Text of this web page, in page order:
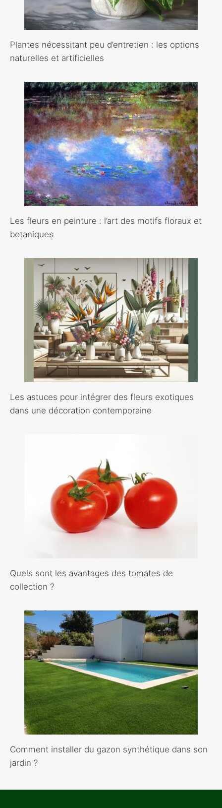
Plantes nécessitant peu d’entretien : les options
naturelles et artificielles
Les fleurs en peinture : l’art des motifs floraux et
botaniques
Les astuces pour intégrer des fleurs exotiques
dans une décoration contemporaine
Quels sont les avantages des tomates de
collection ?
Comment installer du gazon synthétique dans son
jardin ?